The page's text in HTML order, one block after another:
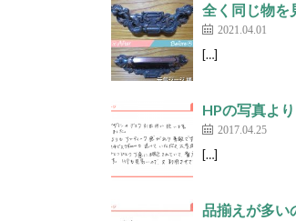
全く同じ物を
2021.04.01
[…]
HPの写真よ
2017.04.25
[…]
品揃えが多い